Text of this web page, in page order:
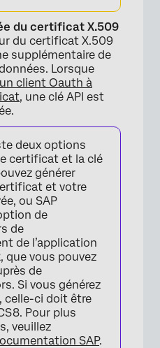
du certificat X.509
du certificat X.509
supplémentaire de
Lorsque
client Oauth à
, une clé API est
deux options
certificat et la clé
générer
et votre
ou SAP
de
de
de l’application
que vous pouvez
de
Si vous générez
celle-ci doit être
Pour plus
veuillez
SAP.